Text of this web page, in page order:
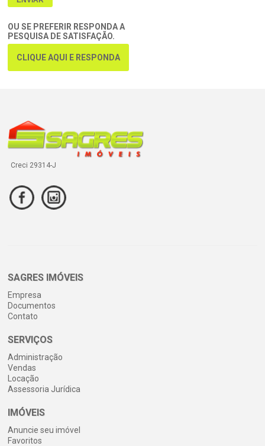
OU SE PREFERIR RESPONDA A
PESQUISA DE SATISFAÇÃO.
CLIQUE AQUI E RESPONDA
Creci 29314-J
SAGRES IMÓVEIS
Empresa
Documentos
Contato
SERVIÇOS
Administração
Vendas
Locação
Assessoria Jurídica
IMÓVEIS
Anuncie seu imóvel
Favoritos